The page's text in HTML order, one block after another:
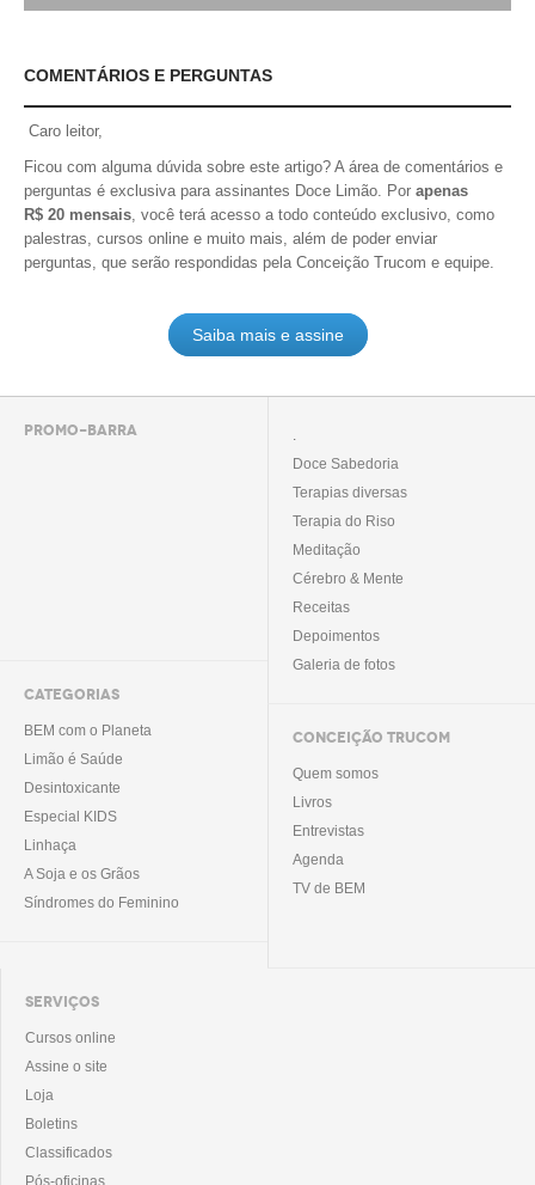
COMENTÁRIOS E PERGUNTAS
Caro leitor,
Ficou com alguma dúvida sobre este artigo? A área de comentários e
perguntas é exclusiva para assinantes Doce Limão. Por apenas
R$ 20 mensais, você terá acesso a todo conteúdo exclusivo, como
palestras, cursos online e muito mais, além de poder enviar
perguntas, que serão respondidas pela Conceição Trucom e equipe.
Saiba mais e assine
PROMO-BARRA
CATEGORIAS
BEM com o Planeta
Limão é Saúde
Desintoxicante
Especial KIDS
Linhaça
A Soja e os Grãos
Síndromes do Feminino
.
Doce Sabedoria
Terapias diversas
Terapia do Riso
Meditação
Cérebro & Mente
Receitas
Depoimentos
Galeria de fotos
CONCEIÇÃO TRUCOM
Quem somos
Livros
Entrevistas
Agenda
TV de BEM
SERVIÇOS
Cursos online
Assine o site
Loja
Boletins
Classificados
Pós-oficinas